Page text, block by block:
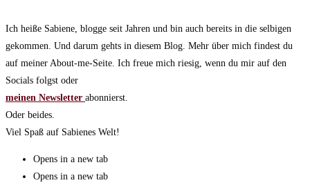
Ich heiße Sabiene, blogge seit Jahren und bin auch bereits in die selbigen
gekommen. Und darum gehts in diesem Blog. Mehr über mich findest du
auf meiner About-me-Seite. Ich freue mich riesig, wenn du mir auf den
Socials folgst oder
meinen Newsletter abonnierst.
Oder beides.
Viel Spaß auf Sabienes Welt!
Opens in a new tab
Opens in a new tab